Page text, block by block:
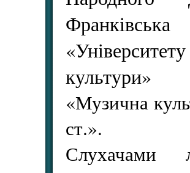
«Музична
ст.».
Слухачами